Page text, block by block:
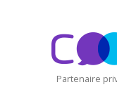
Partenaire